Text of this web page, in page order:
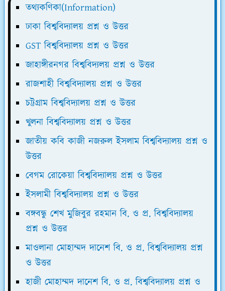
তথ্যকণিকা(Information)
ঢাকা বিশ্ববিদ্যালয় প্রশ্ন ও উত্তর
GST বিশ্ববিদ্যালয় প্রশ্ন ও উত্তর
জাহাঙ্গীরনগর বিশ্ববিদ্যলয় প্রশ্ন ও উত্তর
রাজশাহী বিশ্ববিদ্যালয় প্রশ্ন ও উত্তর
চট্টগ্রাম বিশ্ববিদ্যালয় প্রশ্ন ও উত্তর
খুলনা বিশ্ববিদ্যালয় প্রশ্ন ও উত্তর
জাতীয় কবি কাজী নজরুল ইসলাম বিশ্ববিদ্যালয় প্রশ্ন ও
উত্তর
বেগম রোকেয়া বিশ্ববিদ্যালয় প্রশ্ন ও উত্তর
ইসলামী বিশ্ববিদ্যালয় প্রশ্ন ও উত্তর
বঙ্গবন্ধু শেখ মুজিবুর রহমান বি. ও প্র. বিশ্ববিদ্যালয়
প্রশ্ন ও উত্তর
মাওলানা মোহাম্মদ দানেশ বি. ও প্র. বিশ্ববিদ্যালয় প্রশ্ন
ও উত্তর
হাজী মোহাম্মদ দানেশ বি. ও প্র. বিশ্ববিদ্যালয় প্রশ্ন ও